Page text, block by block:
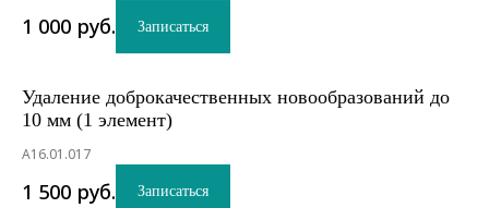
1 000 руб. Записаться
Удаление доброкачественных новообразований до
10 мм (1 элемент)
A16.01.017
1 500 руб. Записаться